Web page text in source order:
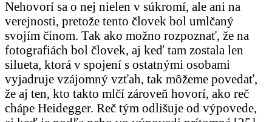
Nehovorí sa o nej nielen v súkromí, ale ani na
verejnosti, pretože tento človek bol umlčaný
svojím činom. Tak ako možno rozpoznať, že na
fotografiách bol človek, aj keď tam zostala len
silueta, ktorá v spojení s ostatnými osobami
vyjadruje vzájomný vzťah, tak môžeme povedať,
že aj ten, kto takto mlčí zároveň hovorí, ako reč
chápe Heidegger. Reč tým odlišuje od výpovede,